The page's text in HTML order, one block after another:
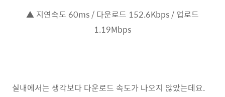
▲ 지연속도 60ms / 다운로드 152.6Kbps / 업로드
1.19Mbps
실내에서는 생각보다 다운로드 속도가 나오지 않았는데요.